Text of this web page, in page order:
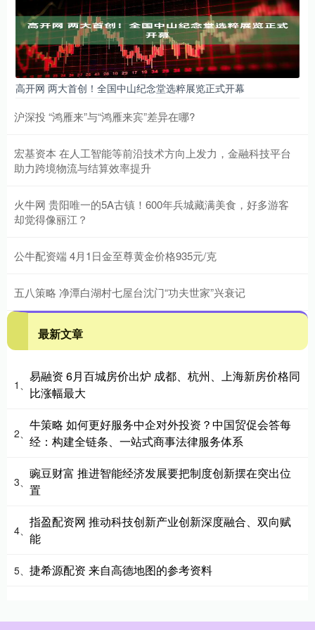
高开网 两大首创！全国中山纪念堂选粹展览正式开幕
沪深投 “鸿雁来”与“鸿雁来宾”差异在哪?
宏基资本 在人工智能等前沿技术方向上发力，金融科技平台
助力跨境物流与结算效率提升
火牛网 贵阳唯一的5A古镇！600年兵城藏满美食，好多游客
却觉得像丽江？
公牛配资端 4月1日金至尊黄金价格935元/克
五八策略 净潭白湖村七屋台沈门“功夫世家”兴衰记
最新文章
1、
易融资 6月百城房价出炉 成都、杭州、上海新房价格同
比涨幅最大
2、
牛策略 如何更好服务中企对外投资？中国贸促会答每
经：构建全链条、一站式商事法律服务体系
3、
豌豆财富 推进智能经济发展要把制度创新摆在突出位
置
4、
指盈配资网 推动科技创新产业创新深度融合、双向赋
能
5、 捷希源配资 来自高德地图的参考资料